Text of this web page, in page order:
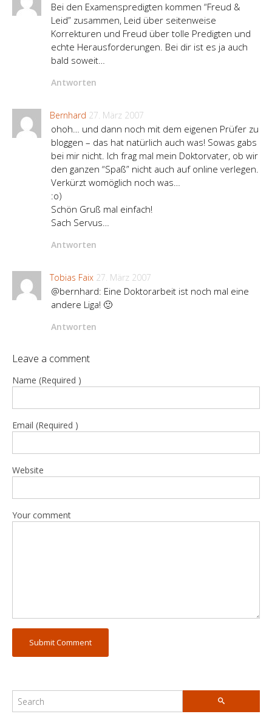
Bei den Examenspredigten kommen “Freud &
Leid” zusammen, Leid über seitenweise
Korrekturen und Freud über tolle Predigten und
echte Herausforderungen. Bei dir ist es ja auch
bald soweit…
Antworten
Bernhard 27. März 2007
ohoh… und dann noch mit dem eigenen Prüfer zu
bloggen – das hat natürlich auch was! Sowas gabs
bei mir nicht. Ich frag mal mein Doktorvater, ob wir
den ganzen “Spaß” nicht auch auf online verlegen.
Verkürzt womöglich noch was…
:o)
Schön Gruß mal einfach!
Sach Servus…
Antworten
Tobias Faix 27. März 2007
@bernhard: Eine Doktorarbeit ist noch mal eine
andere Liga! 🙂
Antworten
Leave a comment
Name (Required )
Email (Required )
Website
Your comment